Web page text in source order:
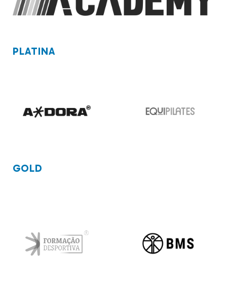
PLATINA
GOLD